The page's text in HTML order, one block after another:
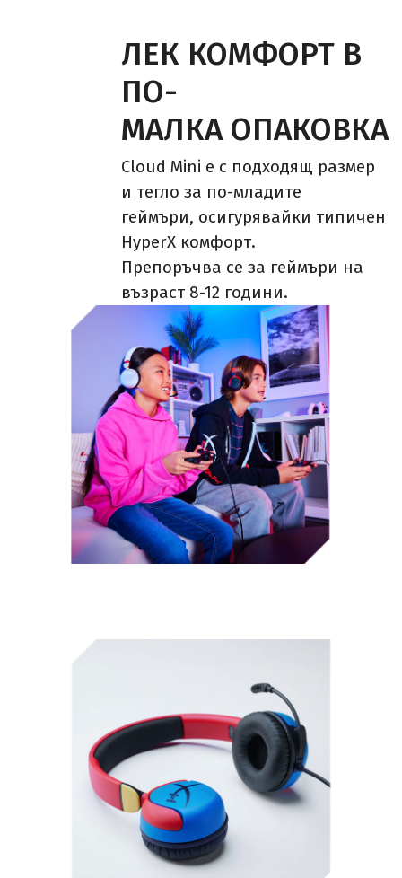
ЛЕК КОМФОРТ В
ПО-
МАЛКА ОПАКОВКА
Cloud Mini е с подходящ размер
и тегло за по-младите
геймъри, осигурявайки типичен
HyperX комфорт.
Препоръчва се за геймъри на
възраст 8-12 години.